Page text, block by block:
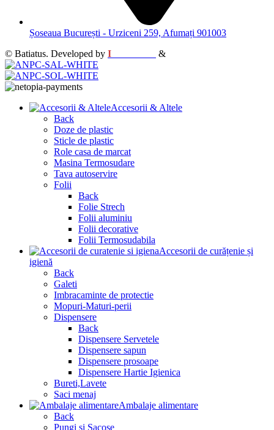
Șoseaua București - Urziceni 259, Afumați 901003
© Batiatus. Developed by I &
Accesorii & Altele
Back
Doze de plastic
Sticle de plastic
Role casa de marcat
Masina Termosudare
Tava autoservire
Folii
Back
Folie Strech
Folii aluminiu
Folii decorative
Folii Termosudabila
Accesorii de curățenie și
igienă
Back
Galeti
Imbracaminte de protectie
Mopuri-Maturi-perii
Dispensere
Back
Dispensere Servetele
Dispensere sapun
Dispensere prosoape
Dispensere Hartie Igienica
Bureti,Lavete
Saci menaj
Ambalaje alimentare
Back
Pungi si Sacose